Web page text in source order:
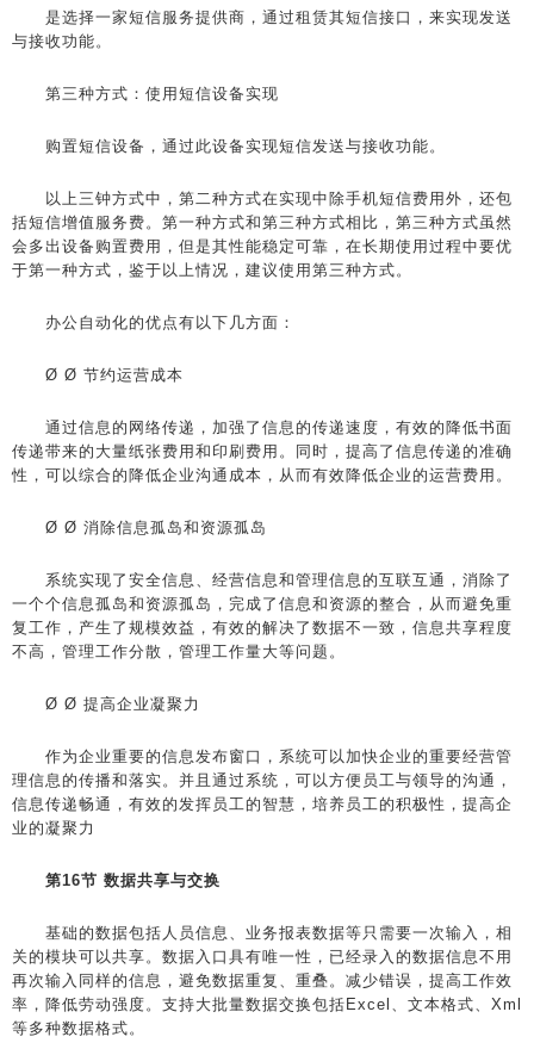
是选择一家短信服务提供商，通过租赁其短信接口，来实现发送
与接收功能。
第三种方式：使用短信设备实现
购置短信设备，通过此设备实现短信发送与接收功能。
以上三钟方式中，第二种方式在实现中除手机短信费用外，还包
括短信增值服务费。第一种方式和第三种方式相比，第三种方式虽然
会多出设备购置费用，但是其性能稳定可靠，在长期使用过程中要优
于第一种方式，鉴于以上情况，建议使用第三种方式。
办公自动化的优点有以下几方面：
Ø Ø 节约运营成本
通过信息的网络传递，加强了信息的传递速度，有效的降低书面
传递带来的大量纸张费用和印刷费用。同时，提高了信息传递的准确
性，可以综合的降低企业沟通成本，从而有效降低企业的运营费用。
Ø Ø 消除信息孤岛和资源孤岛
系统实现了安全信息、经营信息和管理信息的互联互通，消除了
一个个信息孤岛和资源孤岛，完成了信息和资源的整合，从而避免重
复工作，产生了规模效益，有效的解决了数据不一致，信息共享程度
不高，管理工作分散，管理工作量大等问题。
Ø Ø 提高企业凝聚力
作为企业重要的信息发布窗口，系统可以加快企业的重要经营管
理信息的传播和落实。并且通过系统，可以方便员工与领导的沟通，
信息传递畅通，有效的发挥员工的智慧，培养员工的积极性，提高企
业的凝聚力
第16节 数据共享与交换
基础的数据包括人员信息、业务报表数据等只需要一次输入，相
关的模块可以共享。数据入口具有唯一性，已经录入的数据信息不用
再次输入同样的信息，避免数据重复、重叠。减少错误，提高工作效
率，降低劳动强度。支持大批量数据交换包括Excel、文本格式、Xml
等多种数据格式。